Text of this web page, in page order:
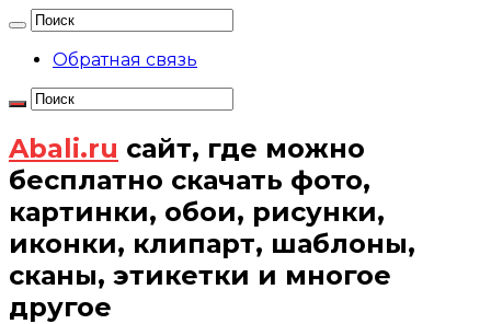
Обратная связь
Abali.ru сайт, где можно
бесплатно скачать фото,
картинки, обои, рисунки,
иконки, клипарт, шаблоны,
сканы, этикетки и многое
другое